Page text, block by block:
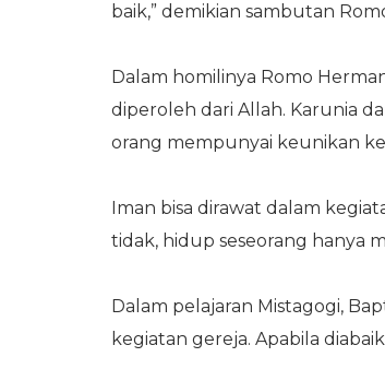
baik,” demikian sambutan
Dalam homilinya Romo
diperoleh dari Allah. Karunia
orang mempunyai keunikan
Iman bisa dirawat dalam
tidak, hidup seseorang hanya
Dalam pelajaran Mistagogi,
kegiatan gereja. Apabila